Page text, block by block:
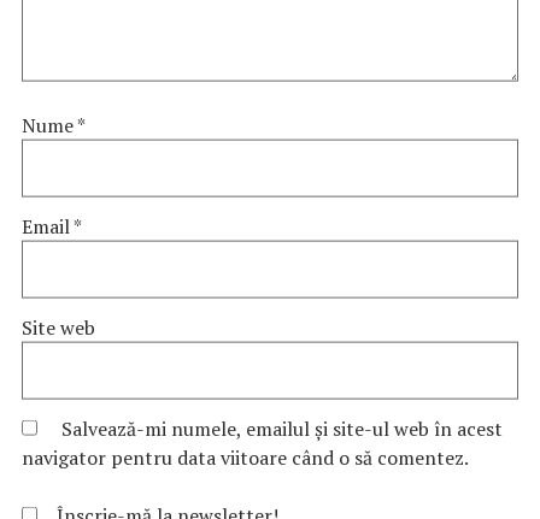
Nume*
Email*
Site web
Salvează-mi numele, emailul și site-ul web în acest
navigator pentru data viitoare când o să comentez.